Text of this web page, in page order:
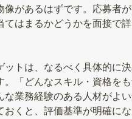
像があるはずです。応募者
てはまるかどうかを面接で
ットは、なるべく具体的に
。「どんなスキル・資格を
な業務経験のある人材がよ
おくと、評価基準が明確に